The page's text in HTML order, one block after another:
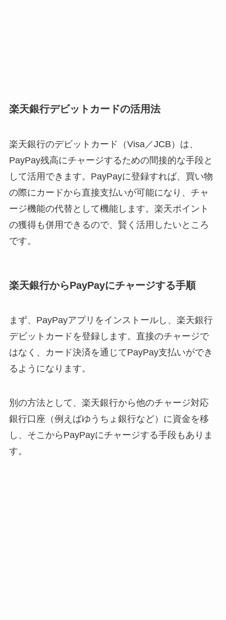
楽天銀行デビットカードの活用法
楽天銀行のデビットカード（Visa／JCB）は、
PayPay残高にチャージするための間接的な手段と
して活用できます。PayPayに登録すれば、買い物
の際にカードから直接支払いが可能になり、チャ
ージ機能の代替として機能します。楽天ポイント
の獲得も併用できるので、賢く活用したいところ
です。
楽天銀行からPayPayにチャージする手順
まず、PayPayアプリをインストールし、楽天銀行
デビットカードを登録します。直接のチャージで
はなく、カード決済を通じてPayPay支払いができ
るようになります。
別の方法として、楽天銀行から他のチャージ対応
銀行口座（例えばゆうちょ銀行など）に資金を移
し、そこからPayPayにチャージする手段もありま
す。